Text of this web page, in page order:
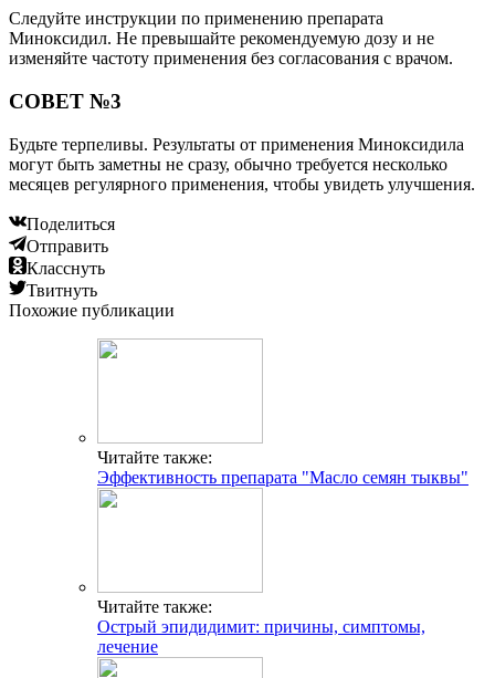
Следуйте инструкции по применению препарата
Миноксидил. Не превышайте рекомендуемую дозу и не
изменяйте частоту применения без согласования с врачом.
СОВЕТ №3
Будьте терпеливы. Результаты от применения Миноксидила
могут быть заметны не сразу, обычно требуется несколько
месяцев регулярного применения, чтобы увидеть улучшения.
Поделиться
Отправить
Класснуть
Твитнуть
Похожие публикации
Читайте также:
Эффективность препарата "Масло семян тыквы"
Читайте также:
Острый эпидидимит: причины, симптомы,
лечение